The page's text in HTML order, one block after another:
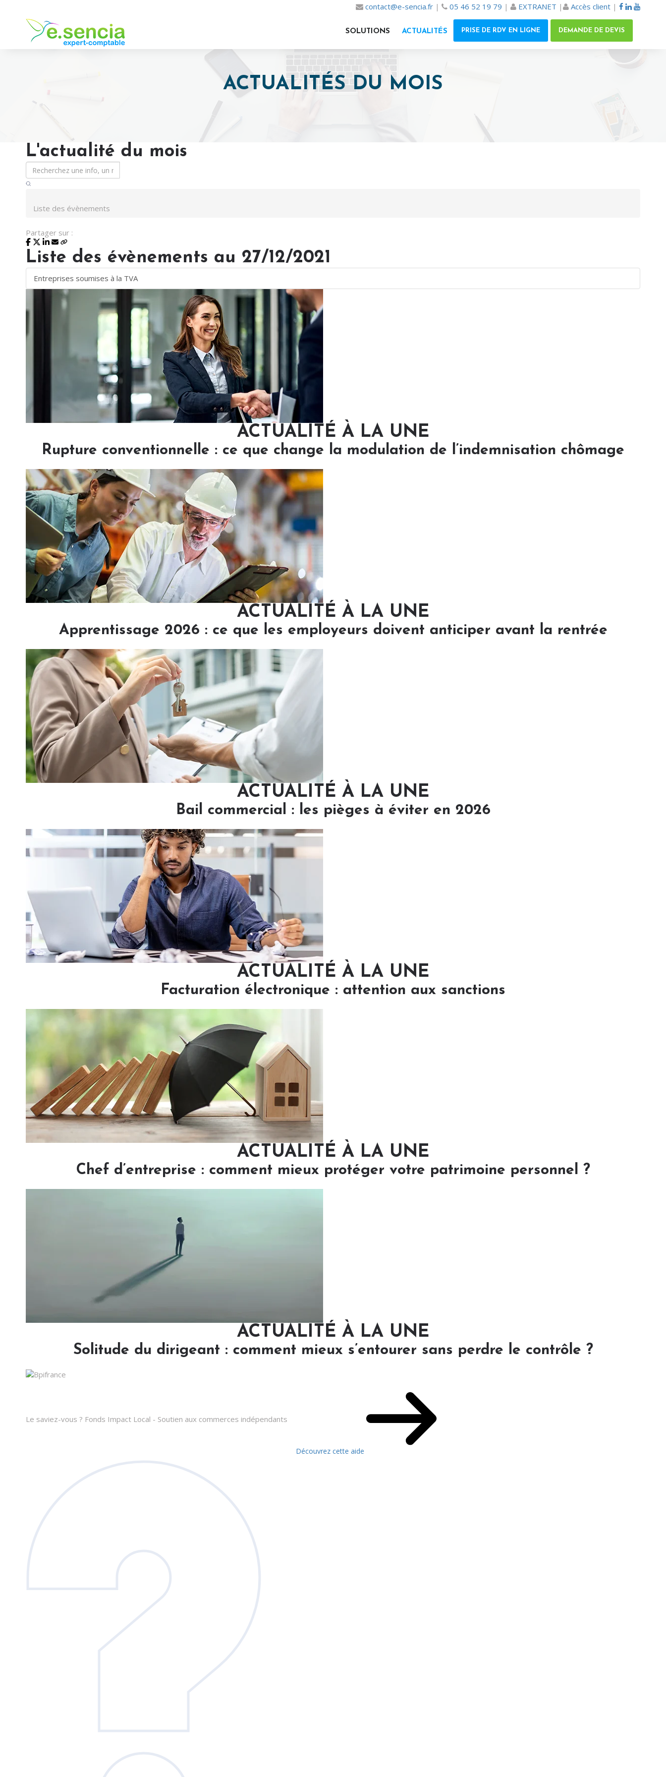
contact@e-sencia.fr | 05 46 52 19 79 | EXTRANET | Accès client |
SOLUTIONS ACTUALITÉS PRISE DE RDV EN LIGNE DEMANDE DE DEVIS
ACTUALITÉS DU MOIS
L'actualité du mois
Liste des évènements
Partager sur :
Liste des évènements au 27/12/2021
Entreprises soumises à la TVA
ACTUALITÉ À LA UNE
Rupture conventionnelle : ce que change la modulation de l’indemnisation chômage
ACTUALITÉ À LA UNE
Apprentissage 2026 : ce que les employeurs doivent anticiper avant la rentrée
ACTUALITÉ À LA UNE
Bail commercial : les pièges à éviter en 2026
ACTUALITÉ À LA UNE
Facturation électronique : attention aux sanctions
ACTUALITÉ À LA UNE
Chef d’entreprise : comment mieux protéger votre patrimoine personnel ?
ACTUALITÉ À LA UNE
Solitude du dirigeant : comment mieux s’entourer sans perdre le contrôle ?
Le saviez-vous ? Fonds Impact Local - Soutien aux commerces indépendants
Découvrez cette aide